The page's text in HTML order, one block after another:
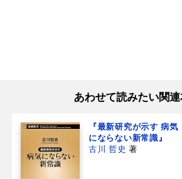
あわせて読みたい関
『最新研究が示す 病気
にならない新常識』
古川 哲史 著